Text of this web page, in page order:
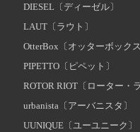
DIESEL〔ディーゼル〕
LAUT〔ラウト〕
OtterBox〔オッターボックス
PIPETTO〔ピペット〕
ROTOR RIOT〔ローター・
urbanista〔アーバニスタ〕
UUNIQUE〔ユーユニーク〕